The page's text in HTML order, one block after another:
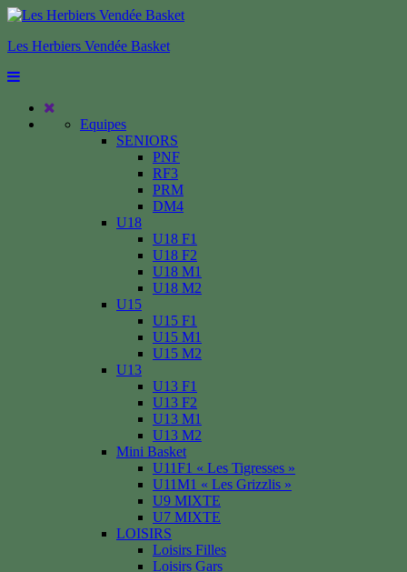
Les Herbiers Vendée Basket
Equipes
SENIORS
PNF
RF3
PRM
DM4
U18
U18 F1
U18 F2
U18 M1
U18 M2
U15
U15 F1
U15 M1
U15 M2
U13
U13 F1
U13 F2
U13 M1
U13 M2
Mini Basket
U11F1 « Les Tigresses »
U11M1 « Les Grizzlis »
U9 MIXTE
U7 MIXTE
LOISIRS
Loisirs Filles
Loisirs Gars